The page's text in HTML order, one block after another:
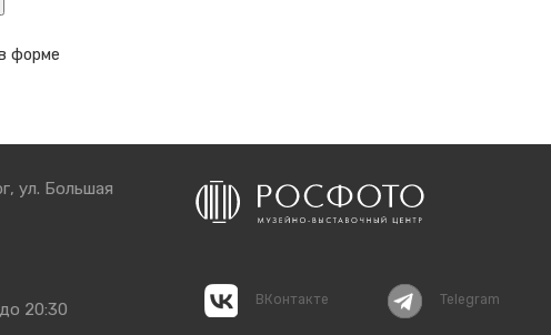
форме
ул. Большая
20:30
ВКонтакте Telegram